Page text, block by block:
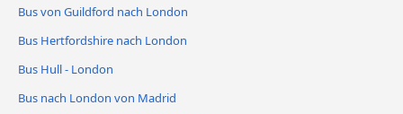
Bus von Guildford nach London
Bus Hertfordshire nach London
Bus Hull - London
Bus nach London von Madrid